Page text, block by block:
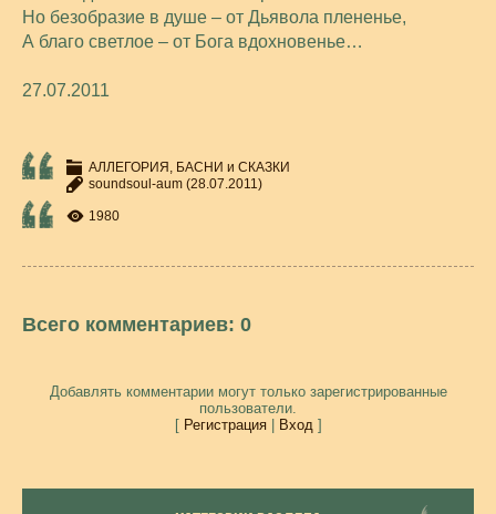
Но безобразие в душе – от Дьявола плененье,
А благо светлое – от Бога вдохновенье…
27.07.2011
АЛЛЕГОРИЯ, БАСНИ и СКАЗКИ
soundsoul-aum (28.07.2011)
1980
Всего комментариев: 0
Добавлять комментарии могут только зарегистрированные
пользователи.
[ Регистрация| Вход]